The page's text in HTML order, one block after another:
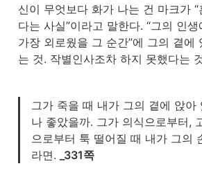
신이 무엇보다 화가 나는 건 마크가
다는 사실”이라고 말한다. “그의 인
가장 외로웠을 그 순간”에 그의 곁에
는 것. 작별인사조차 하지 못했다는
그가 죽을 때 내가 그의 곁에 앉아
나 좋았을까. 그가 의식으로부터,
으로부터 툭 떨어질 때 내가 그의
라면.
_331쪽